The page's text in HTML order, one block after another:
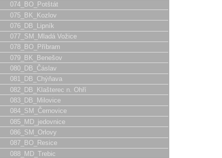
074_BO_Potštát
075_BK_Kozlov
076_DB_Lipník
077_SM_Mladá Vožice
078_BO_Příbram
079_BK_Benešov
080_DB_Čáslav
081_DB_Chýňava
082_DB_Klašterec n. Ohří
083_DB_Milovice
084_SM_Černovice
085_MD_jedovnice
086_SM_Orlovy
087_BO_Resice
088_MD_Trebic